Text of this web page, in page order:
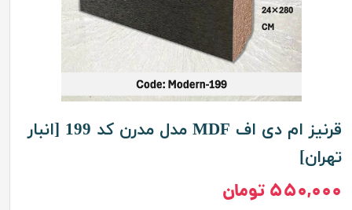
قرنیز ام دی اف MDF مدل مدرن کد 199 [انبار
تهران]
۵۵۰,۰۰۰ تومان